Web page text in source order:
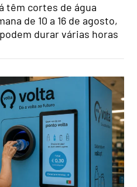
têm cortes de água
de 10 a 16 de agosto,
durar várias horas